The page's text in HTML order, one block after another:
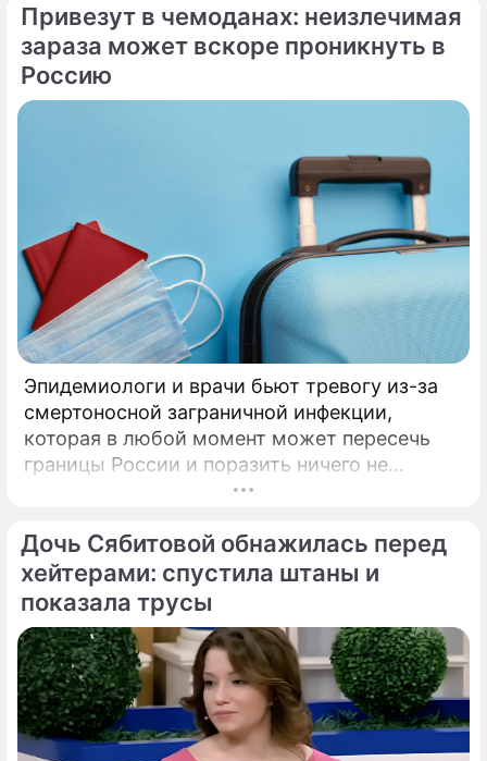
Ермолая, Ермиппа и Ермократа, иереев
Никомидийских.
Привезут в чемоданах: неизлечимая
зараза может вскоре проникнуть в
Россию
Эпидемиологи и врачи бьют тревогу из-за
смертоносной заграничной инфекции,
которая в любой момент может пересечь
границы России и поразить ничего не
подозревающих граждан. Россию
угрозе: в страну могут завезти неизлечимый
и смертоносный вирус Бурбон.
Дочь Сябитовой обнажилась перед
хейтерами: спустила штаны и
показала трусы